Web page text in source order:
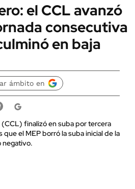
el CCL avanzó
consecutiva
en baja
ámbito en
finalizó en suba por tercera
el MEP borró la suba inicial de la
negativo.